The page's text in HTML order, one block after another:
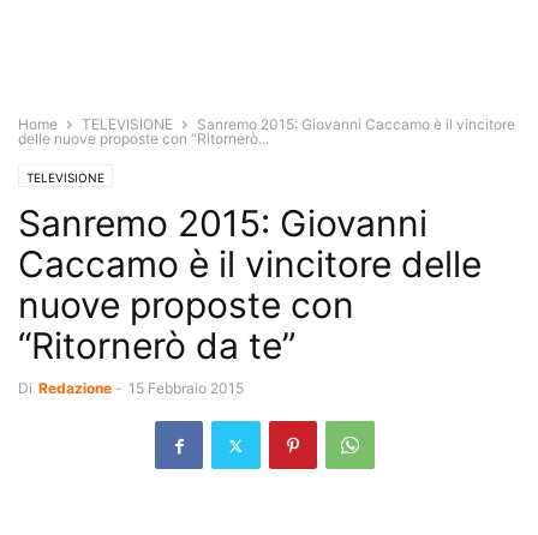
Home TELEVISIONE
Sanremo 2015: Giovanni Caccamo è il vincitore
delle nuove proposte con “Ritornerò...
TELEVISIONE
Sanremo 2015: Giovanni
Caccamo è il vincitore delle
nuove proposte con
“Ritornerò da te”
Di Redazione - 15 Febbraio 2015